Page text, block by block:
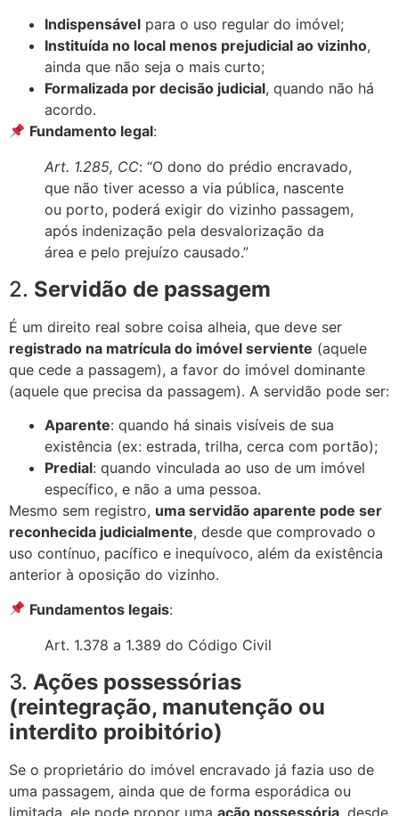
Indispensável para o uso regular do imóvel;
Instituída no local menos prejudicial ao vizinho,
ainda que não seja o mais curto;
Formalizada por decisão judicial, quando não há
acordo.
Fundamento legal:
Art. 1.285, CC: “O dono do prédio encravado,
que não tiver acesso a via pública, nascente
ou porto, poderá exigir do vizinho passagem,
após indenização pela desvalorização da
área e pelo prejuízo causado.”
2. Servidão de passagem
É um direito real sobre coisa alheia, que deve ser
registrado na matrícula do imóvel serviente (aquele
que cede a passagem), a favor do imóvel dominante
(aquele que precisa da passagem). A servidão pode ser:
Aparente: quando há sinais visíveis de sua
existência (ex: estrada, trilha, cerca com portão);
Predial: quando vinculada ao uso de um imóvel
específico, e não a uma pessoa.
Mesmo sem registro, uma servidão aparente pode ser
reconhecida judicialmente, desde que comprovado o
uso contínuo, pacífico e inequívoco, além da existência
anterior à oposição do vizinho.
Fundamentos legais:
Art. 1.378 a 1.389 do Código Civil
3. Ações possessórias
(reintegração, manutenção ou
interdito proibitório)
Se o proprietário do imóvel encravado já fazia uso de
uma passagem, ainda que de forma esporádica ou
limitada, ele pode propor uma ação possessória , desde